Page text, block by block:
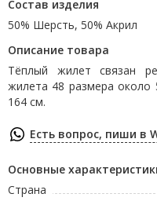
Основные
Страна
Состав изделия
50% Шерсть, 50% Акрил
Описание товара
Тёплый жилет связан
жилета 48 размера
164 см.
Есть вопрос, пиши в